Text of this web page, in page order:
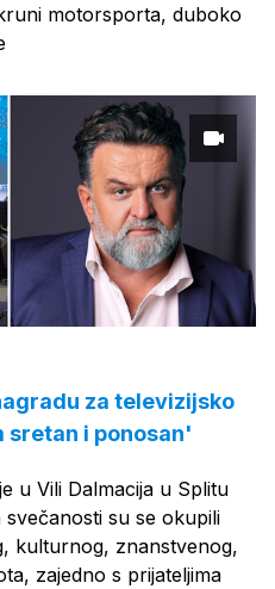
motorsporta, duboko
za televizijsko
sretan i ponosan'
u Vili Dalmacija u Splitu
su se okupili
kulturnog, znanstvenog,
zajedno s prijateljima